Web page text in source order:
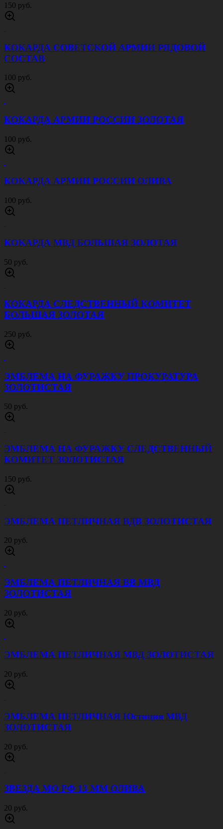
150 руб.
КОКАРДА СОВЕТСКОЙ АРМИИ РЯДОВОЙ
СОСТАВ
100 руб.
КОКАРДА АРМИИ РОССИИ ЗОЛОТАЯ
100 руб.
КОКАРДА АРМИИ РОССИИ ОЛИВА
100 руб.
КОКАРДА МВД БОЛЬШАЯ ЗОЛОТАЯ
50 руб.
КОКАРДА СЛЕДСТВЕННЫЙ КОМИТЕТ
БОЛЬШАЯ ЗОЛОТАЯ
250 руб.
ЭМБЛЕМА НА ФУРАЖКУ ПРОКУРАТУРА
ЗОЛОТИСТАЯ
50 руб.
ЭМБЛЕМА НА ФУРАЖКУ СЛЕДСТВЕННЫЙ
КОМИТЕТ ЗОЛОТИСТАЯ
150 руб.
ЭМБЛЕМА ПЕТЛИЧНАЯ ВДВ ЗОЛОТИСТАЯ
20 руб.
ЭМБЛЕМА ПЕТЛИЧНАЯ ВВ МВД
ЗОЛОТИСТАЯ
20 руб.
ЭМБЛЕМА ПЕТЛИЧНАЯ МВД ЗОЛОТИСТАЯ
20 руб.
ЭМБЛЕМА ПЕТЛИЧНАЯ Юстиция МВД
ЗОЛОТИСТАЯ
20 руб.
ЗВЕЗДА МО РФ 13 ММ ОЛИВА
20 руб.